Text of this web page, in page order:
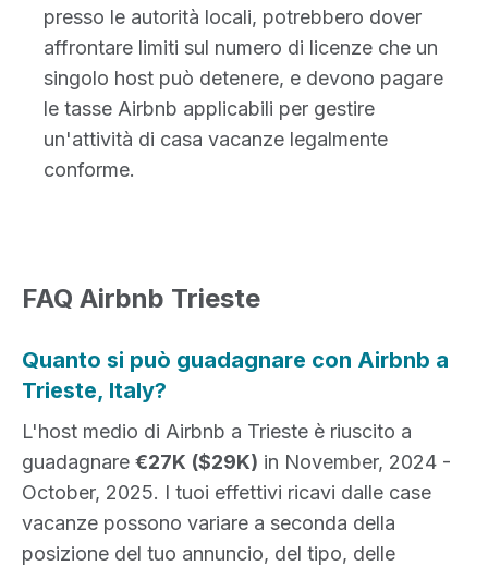
presso le autorità locali, potrebbero dover
affrontare limiti sul numero di licenze che un
singolo host può detenere, e devono pagare
le tasse Airbnb applicabili per gestire
un'attività di casa vacanze legalmente
conforme.
FAQ Airbnb Trieste
Quanto si può guadagnare con Airbnb a
Trieste, Italy?
L'host medio di Airbnb a Trieste è riuscito a
guadagnare €27K ($29K) in November, 2024 -
October, 2025. I tuoi effettivi ricavi dalle case
vacanze possono variare a seconda della
posizione del tuo annuncio, del tipo, delle